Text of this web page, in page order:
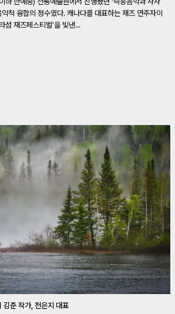
적 융합의 정수였다. 캐나다를 대표하는 재즈 연주자이
섬 재즈페스티벌’을 빛낸...
김준 작가, 전은지 대표